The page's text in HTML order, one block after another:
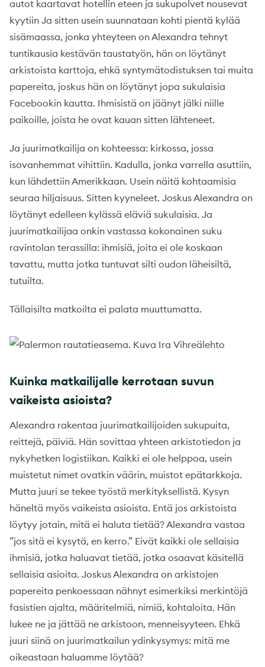
autot kaartavat hotellin eteen ja sukupolvet nousevat
kyytiin Ja sitten usein suunnataan kohti pientä kylää
sisämaassa, jonka yhteyteen on Alexandra tehnyt
tuntikausia kestävän taustatyön, hän on löytänyt
arkistoista karttoja, ehkä syntymätodistuksen tai muita
papereita, joskus hän on löytänyt jopa sukulaisia
Facebookin kautta. Ihmisistä on jäänyt jälki niille
paikoille, joista he ovat kauan sitten lähteneet.
Ja juurimatkailija on kohteessa: kirkossa, jossa
isovanhemmat vihittiin. Kadulla, jonka varrella asuttiin,
kun lähdettiin Amerikkaan. Usein näitä kohtaamisia
seuraa hiljaisuus. Sitten kyyneleet. Joskus Alexandra on
löytänyt edelleen kylässä eläviä sukulaisia. Ja
juurimatkailijaa onkin vastassa kokonainen suku
ravintolan terassilla: ihmisiä, joita ei ole koskaan
tavattu, mutta jotka tuntuvat silti oudon läheisiltä,
tutuilta.
Tällaisilta matkoilta ei palata muuttumatta.
Kuinka matkailijalle kerrotaan suvun
vaikeista asioista?
Alexandra rakentaa juurimatkailijoiden sukupuita,
reittejä, päiviä. Hän sovittaa yhteen arkistotiedon ja
nykyhetken logistiikan. Kaikki ei ole helppoa, usein
muistetut nimet ovatkin väärin, muistot epätarkkoja.
Mutta juuri se tekee työstä merkityksellistä. Kysyn
häneltä myös vaikeista asioista. Entä jos arkistoista
löytyy jotain, mitä ei haluta tietää? Alexandra vastaa
”jos sitä ei kysytä, en kerro.” Eivät kaikki ole sellaisia
ihmisiä, jotka haluavat tietää, jotka osaavat käsitellä
sellaisia asioita. Joskus Alexandra on arkistojen
papereita penkoessaan nähnyt esimerkiksi merkintöjä
fasistien ajalta, määritelmiä, nimiä, kohtaloita. Hän
lukee ne ja jättää ne arkistoon, menneisyyteen. Ehkä
juuri siinä on juurimatkailun ydinkysymys: mitä me
oikeastaan haluamme löytää?